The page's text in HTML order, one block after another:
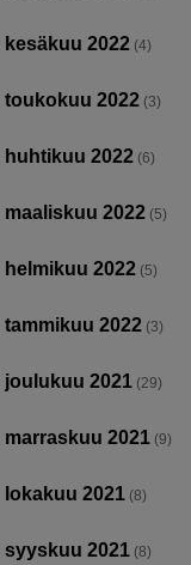
kesäkuu 2022 (4)
toukokuu 2022 (3)
huhtikuu 2022 (6)
maaliskuu 2022 (5)
helmikuu 2022 (5)
tammikuu 2022 (3)
joulukuu 2021 (29)
marraskuu 2021 (9)
lokakuu 2021 (8)
syyskuu 2021 (8)